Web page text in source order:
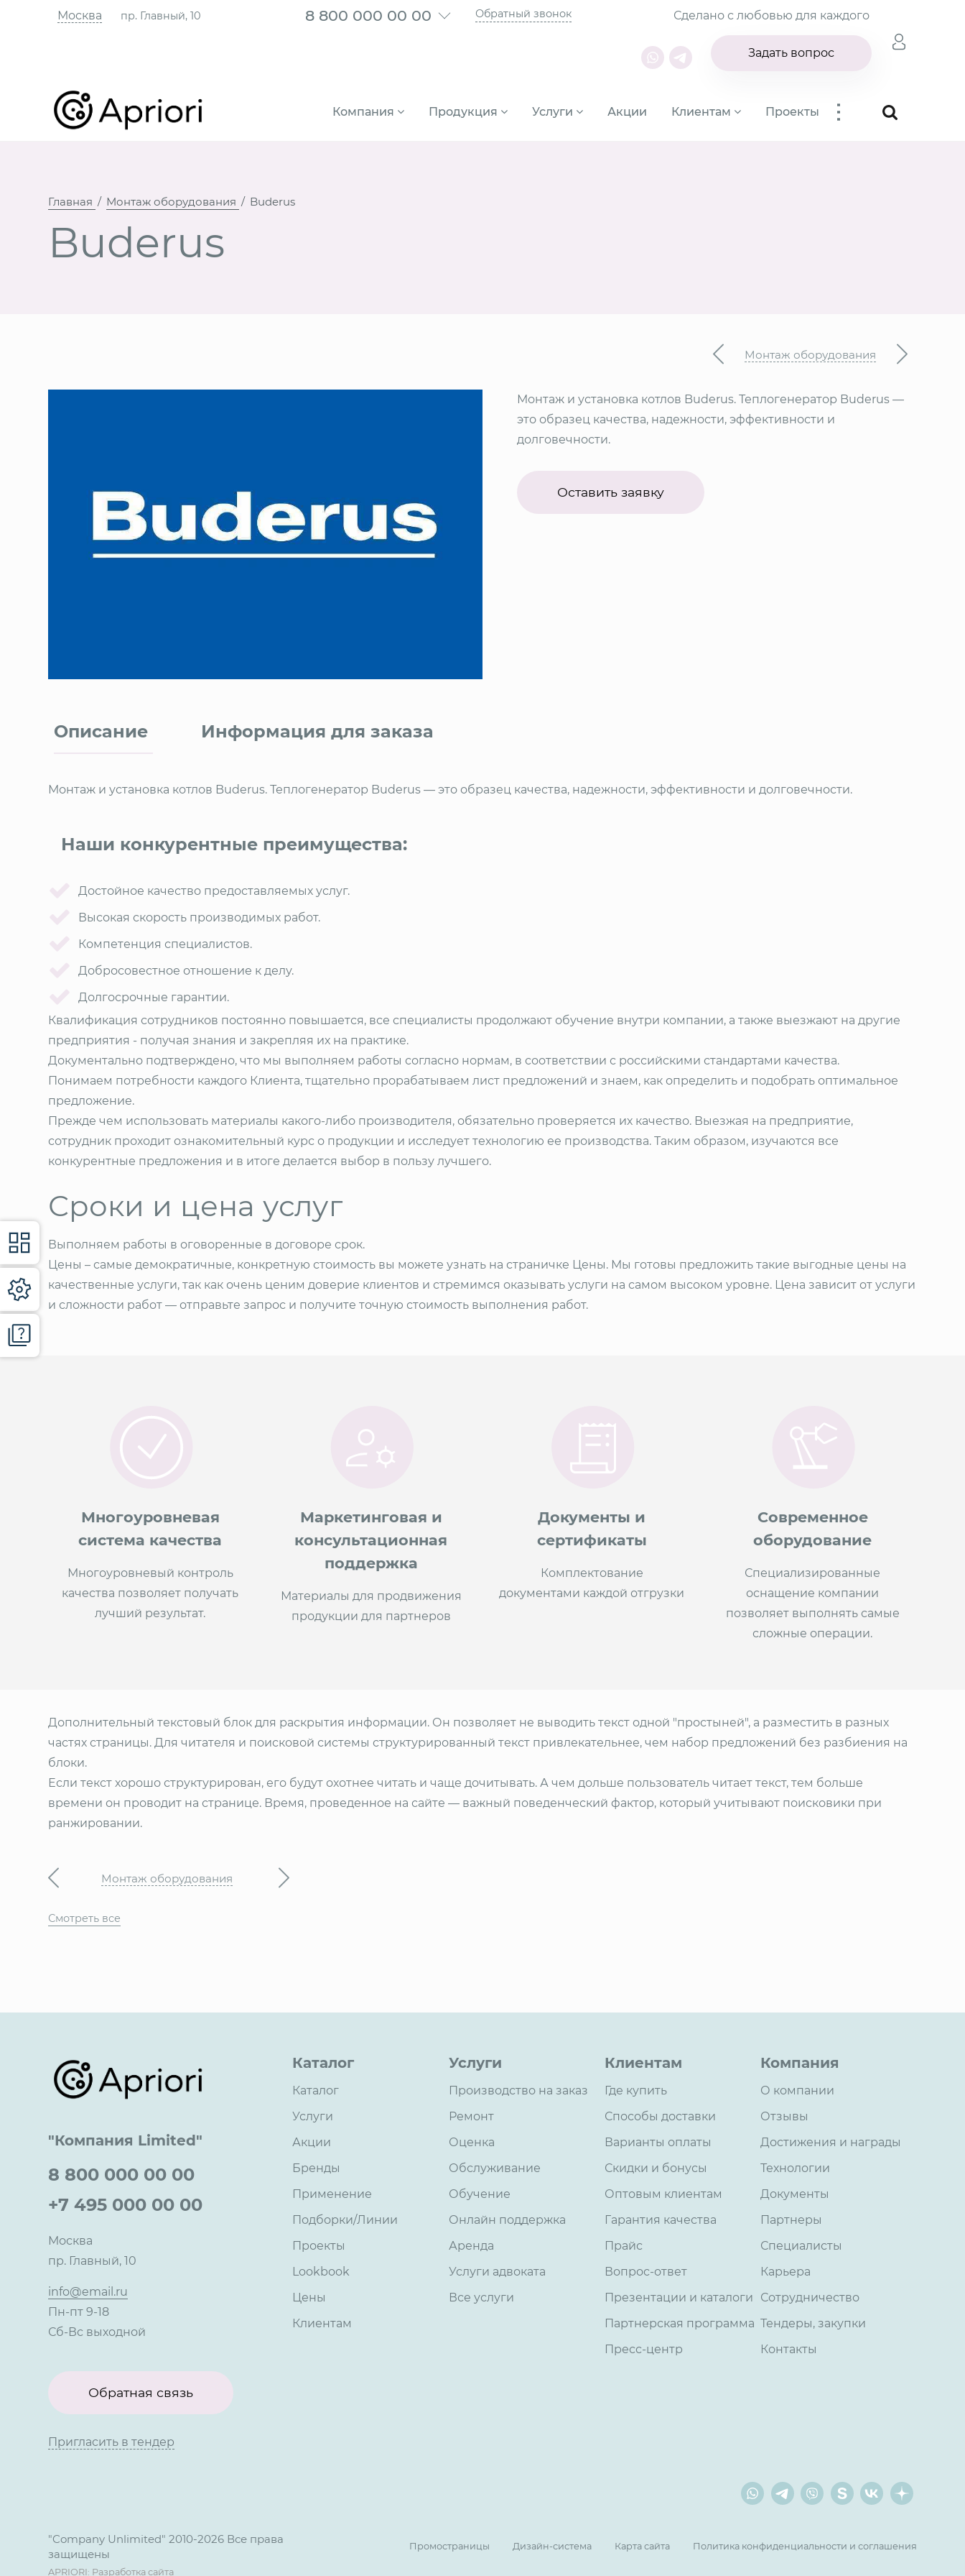
Москва пр. Главный, 10 8 800 000 00 00 Обратный звонок Сделано с любовью для каждого
Задать вопрос
Компания Продукция Услуги Акции Клиентам Проекты ...
Главная Монтаж оборудования Buderus
Buderus
Монтаж оборудования
Монтаж и установка котлов Buderus. Теплогенератор Buderus —
это образец качества, надежности, эффективности и
долговечности.
Оставить заявку
Описание Информация для заказа
Монтаж и установка котлов Buderus. Теплогенератор Buderus — это образец качества, надежности, эффективности и долговечности.
Наши конкурентные преимущества:
Достойное качество предоставляемых услуг.
Высокая скорость производимых работ.
Компетенция специалистов.
Добросовестное отношение к делу.
Долгосрочные гарантии.
Квалификация сотрудников постоянно повышается, все специалисты продолжают обучение внутри компании, а также выезжают на другие
предприятия - получая знания и закрепляя их на практике.
Документально подтверждено, что мы выполняем работы согласно нормам, в соответствии с российскими стандартами качества.
Понимаем потребности каждого Клиента, тщательно прорабатываем лист предложений и знаем, как определить и подобрать оптимальное
предложение.
Прежде чем использовать материалы какого-либо производителя, обязательно проверяется их качество. Выезжая на предприятие,
сотрудник проходит ознакомительный курс о продукции и исследует технологию ее производства. Таким образом, изучаются все
конкурентные предложения и в итоге делается выбор в пользу лучшего.
Сроки и цена услуг
Выполняем работы в оговоренные в договоре срок.
Цены – самые демократичные, конкретную стоимость вы можете узнать на страничке Цены. Мы готовы предложить такие выгодные цены на
качественные услуги, так как очень ценим доверие клиентов и стремимся оказывать услуги на самом высоком уровне. Цена зависит от услуги
и сложности работ — отправьте запрос и получите точную стоимость выполнения работ.
Многоуровневая
система качества
Многоуровневый контроль
качества позволяет получать
лучший результат.
Маркетинговая и
консультационная
поддержка
Материалы для продвижения
продукции для партнеров
Документы и
сертификаты
Комплектование
документами каждой отгрузки
Современное
оборудование
Специализированные
оснащение компании
позволяет выполнять самые
сложные операции.
Дополнительный текстовый блок для раскрытия информации. Он позволяет не выводить текст одной "простыней", а разместить в разных
частях страницы. Для читателя и поисковой системы структурированный текст привлекательнее, чем набор предложений без разбиения на
блоки.
Если текст хорошо структурирован, его будут охотнее читать и чаще дочитывать. А чем дольше пользователь читает текст, тем больше
времени он проводит на странице. Время, проведенное на сайте — важный поведенческий фактор, который учитывают поисковики при
ранжировании.
Монтаж оборудования
Смотреть все
"Компания Limited"
8 800 000 00 00
+7 495 000 00 00
Москва
пр. Главный, 10
info@email.ru
Пн-пт 9-18
Сб-Вс выходной
Обратная связь
Пригласить в тендер
Каталог
Каталог
Услуги
Акции
Бренды
Применение
Подборки/Линии
Проекты
Lookbook
Цены
Клиентам
Услуги
Производство на заказ
Ремонт
Оценка
Обслуживание
Обучение
Онлайн поддержка
Аренда
Услуги адвоката
Все услуги
Клиентам
Где купить
Способы доставки
Варианты оплаты
Скидки и бонусы
Оптовым клиентам
Гарантия качества
Прайс
Вопрос-ответ
Презентации и каталоги
Партнерская программа
Пресс-центр
Компания
О компании
Отзывы
Достижения и награды
Технологии
Документы
Партнеры
Специалисты
Карьера
Сотрудничество
Тендеры, закупки
Контакты
"Company Unlimited" 2010-2026 Все права
защищены
Промостраницы Дизайн-система Карта сайта Политика конфиденциальности и соглашения
APRIORI: Разработка сайта